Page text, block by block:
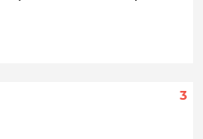
3